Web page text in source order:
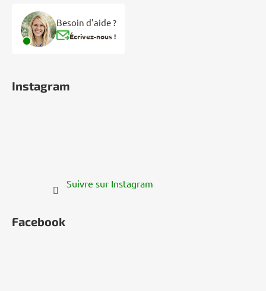
Besoin d’aide ?
Écrivez-nous !
Instagram
Suivre sur Instagram
Facebook